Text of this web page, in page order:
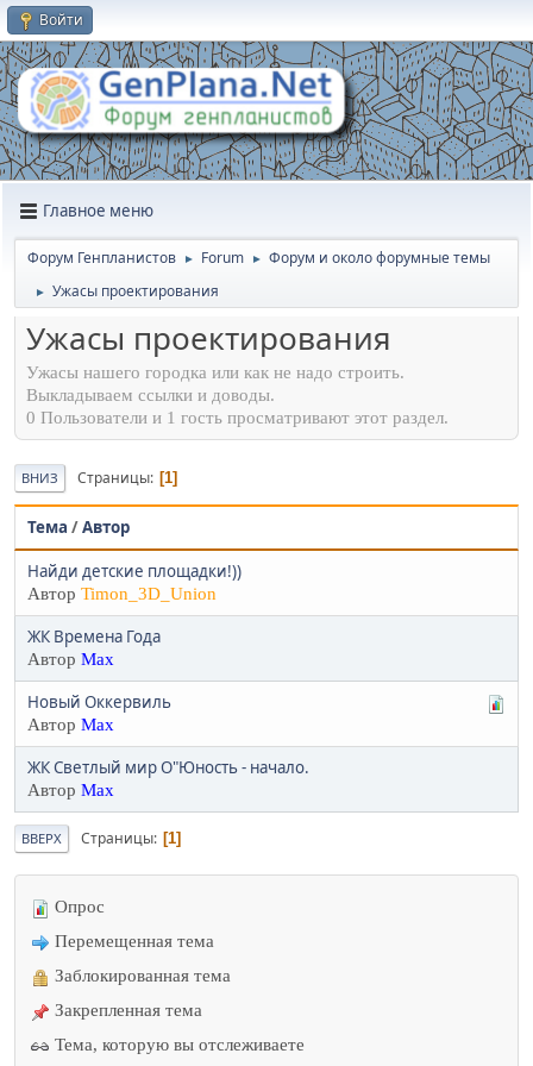
Войти
Главное меню
Форум Генпланистов ► Forum ► Форум и около форумные темы
► Ужасы проектирования
Ужасы проектирования
Ужасы нашего городка или как не надо строить.
Выкладываем ссылки и доводы.
0 Пользователи и 1 гость просматривают этот раздел.
ВНИЗ Страницы 1
Тема /Автор
Найди детские площадки!))
Автор Timon_3D_Union
ЖК Времена Года
Автор Max
Новый Оккервиль
Автор Max
ЖК Светлый мир О"Юность - начало.
Автор Max
ВВЕРХ Страницы 1
Опрос
Перемещенная тема
Заблокированная тема
Закрепленная тема
Тема, которую вы отслеживаете